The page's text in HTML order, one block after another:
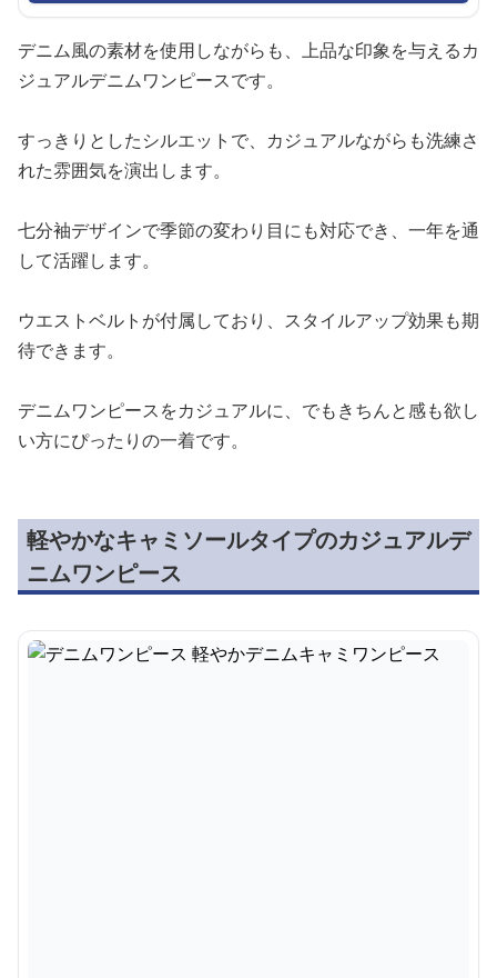
デニム風の素材を使用しながらも、上品な印象を与えるカ
ジュアルデニムワンピースです。
すっきりとしたシルエットで、カジュアルながらも洗練さ
れた雰囲気を演出します。
七分袖デザインで季節の変わり目にも対応でき、一年を通
して活躍します。
ウエストベルトが付属しており、スタイルアップ効果も期
待できます。
デニムワンピースをカジュアルに、でもきちんと感も欲し
い方にぴったりの一着です。
軽やかなキャミソールタイプのカジュアルデ
ニムワンピース